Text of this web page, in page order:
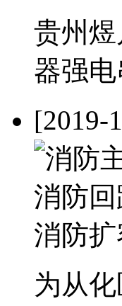
贵州
器强
[2019-
为从